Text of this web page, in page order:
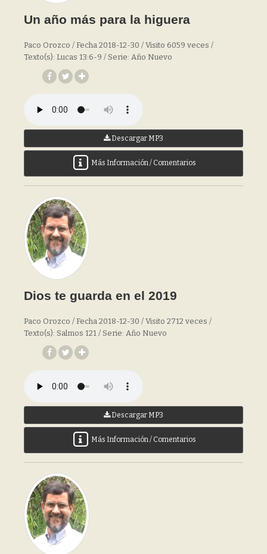
Un año más para la higuera
Paco Orozco / Fecha 2018-12-30 / Visito 6059 veces /
Texto(s): Lucas 13:6-9 / Serie: Año Nuevo
Descargar MP3
Más Información / Comentarios
Dios te guarda en el 2019
Paco Orozco / Fecha 2018-12-30 / Visito 2712 veces /
Texto(s): Salmos 121 / Serie: Año Nuevo
Descargar MP3
Más Información / Comentarios